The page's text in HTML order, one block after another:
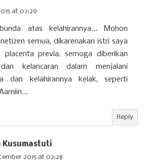
at 07:29
atas kelahirannya... Mohon
semua, dikarenakan istri saya
placenta previa, semoga diberikan
kelancaran dalam menjalani
dan kelahirannya kelak, seperti
Reply
Kusumastuti
2015 at 02:28